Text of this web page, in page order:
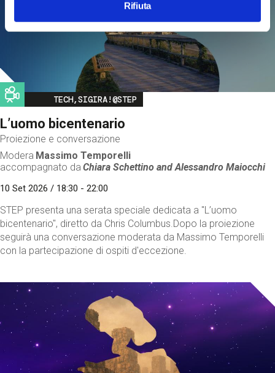
Rifiuta
Image
TECH,SIGIRA!@STEP
L’uomo bicentenario
Proiezione e conversazione
Modera Massimo Temporelli
accompagnato da Chiara Schettino andAlessandro Maiocchi
10 Set 2026 / 18:30 - 22:00
STEP presenta una serata speciale dedicata a "L’uomo
bicentenario", diretto da Chris Columbus.Dopo la proiezione
seguirà una conversazione moderata da Massimo Temporelli
con la partecipazione di ospiti d'eccezione.